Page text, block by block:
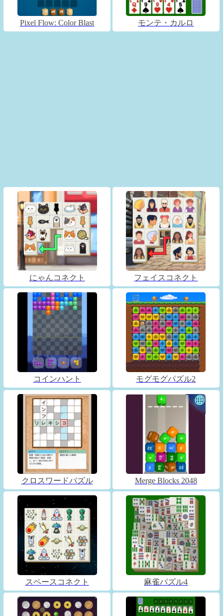
Pixel Flow: Color Blast モンテ・カルロ
にゃんコネクト フェイスコネクト
コインハント モグモグパズル2
クロスワードパズル Merge Blocks 2048
スペースコネクト 麻雀パズル4